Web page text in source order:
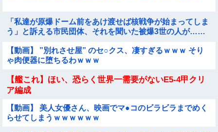
「私達が原爆ドーム前をあけ渡せば核戦争が始まってしま
う」と訴える市民団体、それを聞いた被爆3世の人が……
【動画】 ”別れさせ屋” のセ○クス、凄すぎるｗｗｗ そり
ゃ肉便器に堕ちるわｗｗｗ
【艦これ】ほい、恐らく世界一需要がないE5-4甲クリ
ア編成
【動画】 美人女優さん、映画でマ●コのビラビラまでめく
らせてしまうｗｗｗｗｗｗ